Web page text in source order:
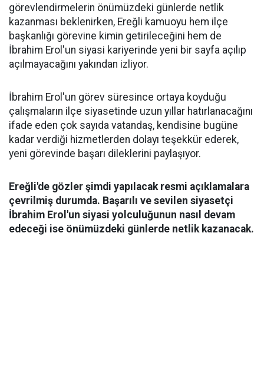
görevlendirmelerin önümüzdeki günlerde netlik
kazanması beklenirken, Ereğli kamuoyu hem ilçe
başkanlığı görevine kimin getirileceğini hem de
İbrahim Erol'un siyasi kariyerinde yeni bir sayfa açılıp
açılmayacağını yakından izliyor.
İbrahim Erol'un görev süresince ortaya koyduğu
çalışmaların ilçe siyasetinde uzun yıllar hatırlanacağını
ifade eden çok sayıda vatandaş, kendisine bugüne
kadar verdiği hizmetlerden dolayı teşekkür ederek,
yeni görevinde başarı dileklerini paylaşıyor.
Ereğli'de gözler şimdi yapılacak resmi açıklamalara
çevrilmiş durumda. Başarılı ve sevilen siyasetçi
İbrahim Erol'un siyasi yolculuğunun nasıl devam
edeceği ise önümüzdeki günlerde netlik kazanacak.